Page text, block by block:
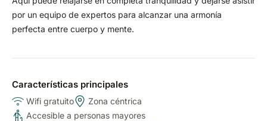
por un equipo de expertos para alcanzar una armonía
perfecta entre cuerpo y mente.
Características principales
Wifi gratuito
Zona céntrica
Accesible a personas mayores